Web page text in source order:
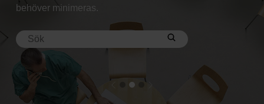
behöver minimeras.
Previous